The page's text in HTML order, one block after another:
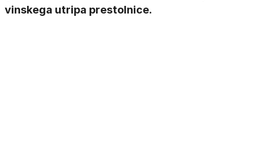
vinskega utripa prestolnice.